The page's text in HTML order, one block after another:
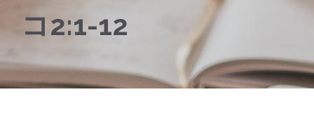
コ2:1-12